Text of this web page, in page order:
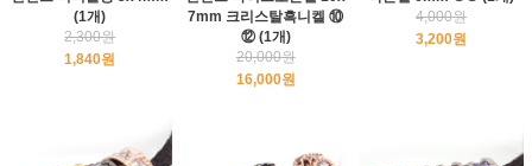
(1개)
2,300원
1,840원
7mm 크리스탈흑니켈 ⑩
⑫ (1개)
20,000원
16,000원
4,000원
3,200원